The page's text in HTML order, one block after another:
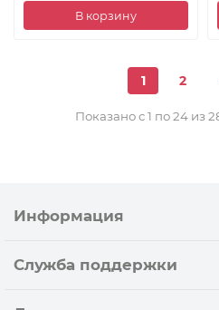
В корзину
1 2
Показано с 1 по 24 из
Информация
Служба поддержки